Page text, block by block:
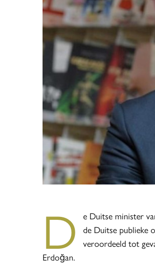
D
e Duitse minister
de Duitse publieke
veroordeeld tot
Erdoğan.